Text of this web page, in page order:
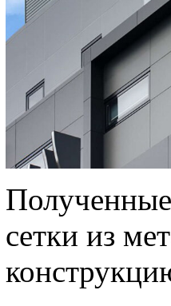
сетки из